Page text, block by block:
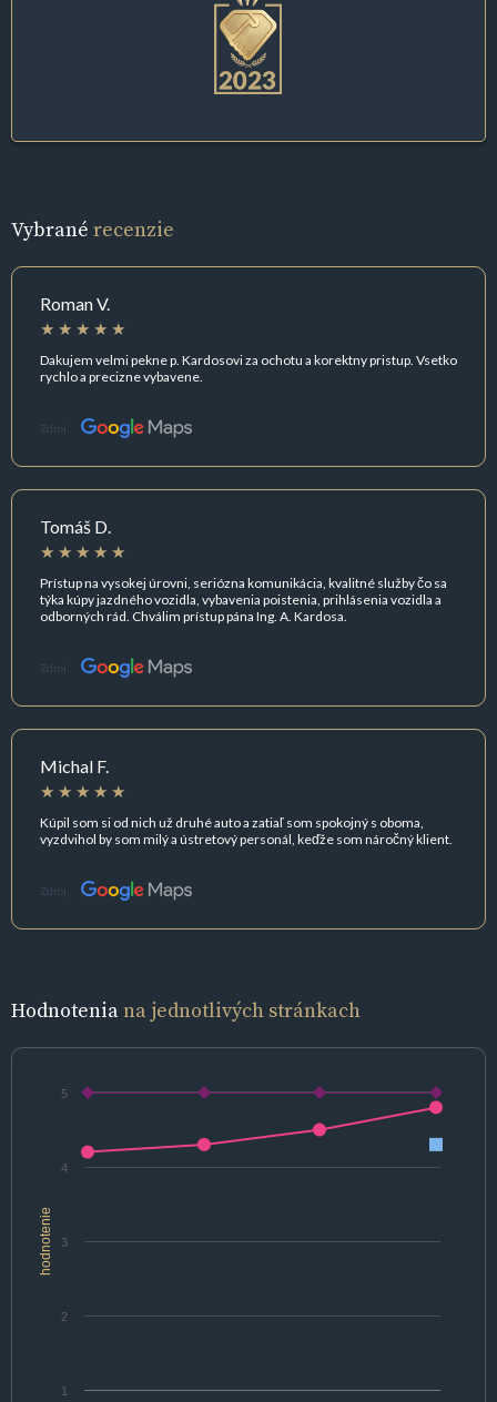
Vybrané recenzie
Roman V.
Dakujem velmi pekne p. Kardosovi za ochotu a korektny pristup. Vsetko
rychlo a precizne vybavene.
Zdroj:
Tomáš D.
Prístup na vysokej úrovni, seriózna komunikácia, kvalitné služby čo sa
týka kúpy jazdného vozidla, vybavenia poistenia, prihlásenia vozidla a
odborných rád. Chválim prístup pána Ing. A. Kardosa.
Zdroj:
Michal F.
Kúpil som si od nich už druhé auto a zatiaľ som spokojný s oboma,
vyzdvihol by som milý a ústretový personál, keďže som náročný klient.
Zdroj:
Hodnoteniana jednotlivých stránkach
hodnotenie
1
2
3
4
5